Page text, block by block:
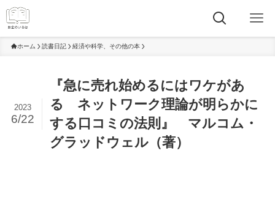
ホーム 読書日記 経済や科学、その他の本
『急に売れ始めるにはワケがあ
る ネットワーク理論が明らかに
する口コミの法則』 マルコム・
グラッドウェル（著）
2023
6/22